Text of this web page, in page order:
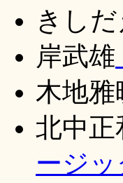
きしだ
岸武雄
木地雅
北中正
ージッ